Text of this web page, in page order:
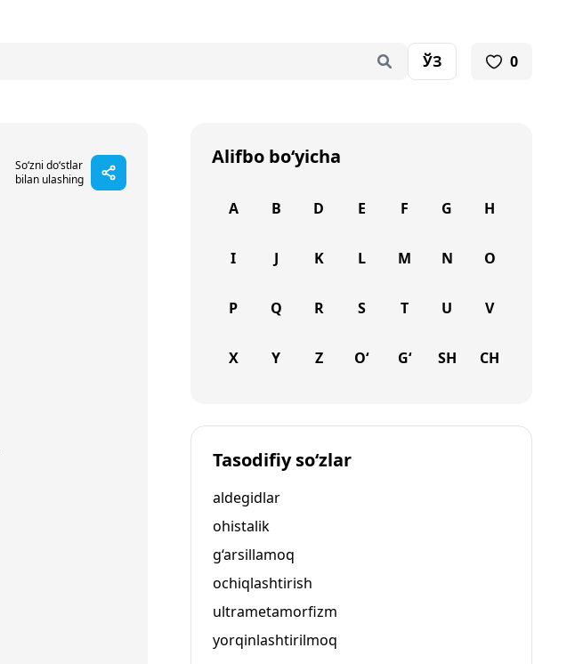
ЎЗ 0
So‘zni do‘stlar
bilan ulashing
Alifbo bo‘yicha
A B D E F G H
I J K L M N O
P Q R S T U V
X Y Z O‘ G‘ SH CH
Tasodifiy so‘zlar
aldegidlar
ohistalik
g‘arsillamoq
ochiqlashtirish
ultrametamorfizm
yorqinlashtirilmoq